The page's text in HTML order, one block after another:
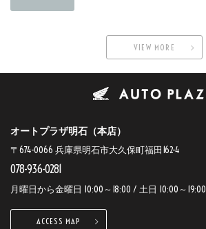
VIEW MORE
オートプラザ明石（本店）
〒674-0066 兵庫県明石市大久保町福田162-4
078-936-0281
月曜日から金曜日 10:00～18:00 / 土日 10:00～19:00
ACCESS MAP